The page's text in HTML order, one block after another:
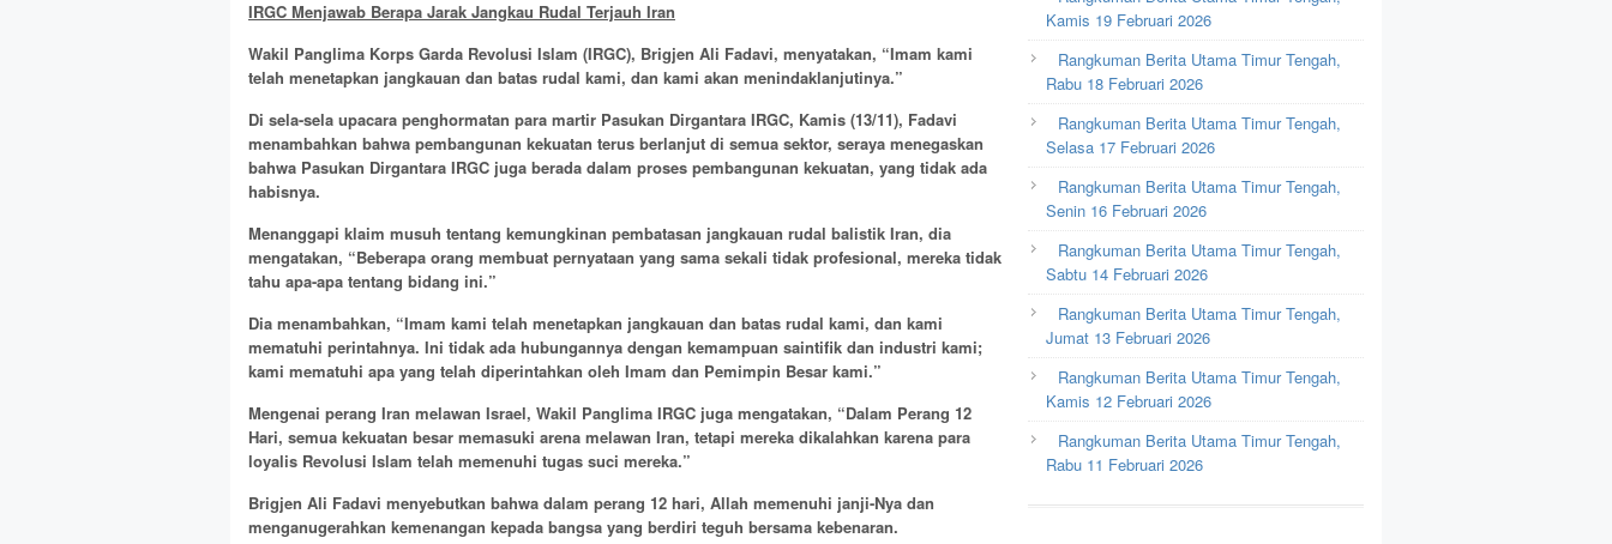
IRGC Menjawab Berapa Jarak Jangkau Rudal Terjauh Iran
Wakil Panglima Korps Garda Revolusi Islam (IRGC), Brigjen Ali Fadavi, menyatakan, “Imam kami
telah menetapkan jangkauan dan batas rudal kami, dan kami akan menindaklanjutinya.”
Di sela-sela upacara penghormatan para martir Pasukan Dirgantara IRGC, Kamis (13/11), Fadavi
menambahkan bahwa pembangunan kekuatan terus berlanjut di semua sektor, seraya menegaskan
bahwa Pasukan Dirgantara IRGC juga berada dalam proses pembangunan kekuatan, yang tidak ada
habisnya.
Menanggapi klaim musuh tentang kemungkinan pembatasan jangkauan rudal balistik Iran, dia
mengatakan, “Beberapa orang membuat pernyataan yang sama sekali tidak profesional, mereka tidak
tahu apa-apa tentang bidang ini.”
Dia menambahkan, “Imam kami telah menetapkan jangkauan dan batas rudal kami, dan kami
mematuhi perintahnya. Ini tidak ada hubungannya dengan kemampuan saintifik dan industri kami;
kami mematuhi apa yang telah diperintahkan oleh Imam dan Pemimpin Besar kami.”
Mengenai perang Iran melawan Israel, Wakil Panglima IRGC juga mengatakan, “Dalam Perang 12
Hari, semua kekuatan besar memasuki arena melawan Iran, tetapi mereka dikalahkan karena para
loyalis Revolusi Islam telah memenuhi tugas suci mereka.”
Brigjen Ali Fadavi menyebutkan bahwa dalam perang 12 hari, Allah memenuhi janji-Nya dan
menganugerahkan kemenangan kepada bangsa yang berdiri teguh bersama kebenaran.
Kamis 19 Februari 2026
Rangkuman Berita Utama Timur Tengah,
Rabu 18 Februari 2026
Rangkuman Berita Utama Timur Tengah,
Selasa 17 Februari 2026
Rangkuman Berita Utama Timur Tengah,
Senin 16 Februari 2026
Rangkuman Berita Utama Timur Tengah,
Sabtu 14 Februari 2026
Rangkuman Berita Utama Timur Tengah,
Jumat 13 Februari 2026
Rangkuman Berita Utama Timur Tengah,
Kamis 12 Februari 2026
Rangkuman Berita Utama Timur Tengah,
Rabu 11 Februari 2026